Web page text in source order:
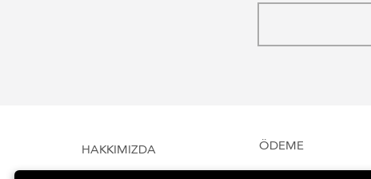
HAKKIMIZDA ÖDEME